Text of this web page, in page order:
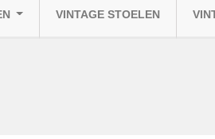
VINTAGE STOELEN